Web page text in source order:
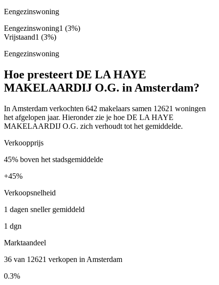
Eengezinswoning
Eengezinswoning1 (3%)
Vrijstaand1 (3%)
Eengezinswoning
Hoe presteert DE LA HAYE
MAKELAARDIJ O.G. in Amsterdam?
In Amsterdam verkochten 642 makelaars samen 12621 woningen
het afgelopen jaar. Hieronder zie je hoe DE LA HAYE
MAKELAARDIJ O.G. zich verhoudt tot het gemiddelde.
Verkoopprijs
45% boven het stadsgemiddelde
+45%
Verkoopsnelheid
1 dagen sneller gemiddeld
1 dgn
Marktaandeel
36 van 12621 verkopen in Amsterdam
0.3%